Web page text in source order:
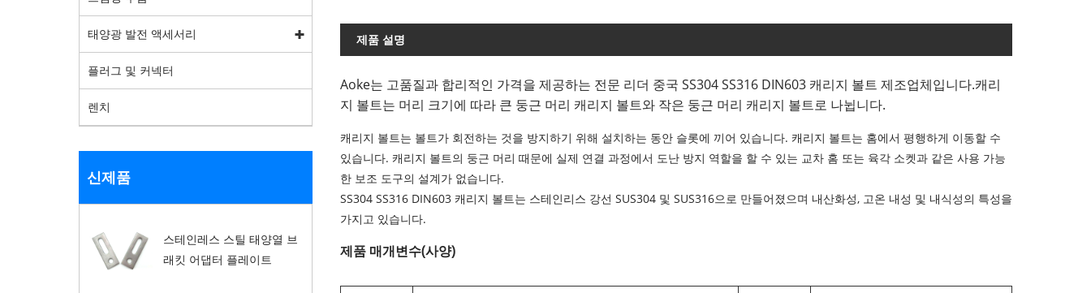
태양광 발전 액세서리
플러그 및 커넥터
렌치
신제품
스테인레스 스틸 태양열 브
래킷 어댑터 플레이트
제품 설명
Aoke는 고품질과 합리적인 가격을 제공하는 전문 리더 중국 SS304 SS316 DIN603 캐리지 볼트 제조업체입니다.캐리
지 볼트는 머리 크기에 따라 큰 둥근 머리 캐리지 볼트와 작은 둥근 머리 캐리지 볼트로 나뉩니다.
캐리지 볼트는 볼트가 회전하는 것을 방지하기 위해 설치하는 동안 슬롯에 끼어 있습니다. 캐리지 볼트는 홈에서 평행하게 이동할 수
있습니다. 캐리지 볼트의 둥근 머리 때문에 실제 연결 과정에서 도난 방지 역할을 할 수 있는 교차 홈 또는 육각 소켓과 같은 사용 가능
한 보조 도구의 설계가 없습니다.
SS304 SS316 DIN603 캐리지 볼트는 스테인리스 강선 SUS304 및 SUS316으로 만들어졌으며 내산화성, 고온 내성 및 내식성의 특성을
가지고 있습니다.
제품 매개변수(사양)